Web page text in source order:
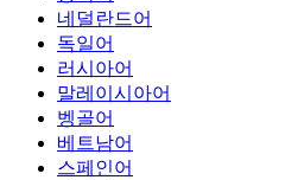
네덜란드어
독일어
러시아어
말레이시아어
벵골어
베트남어
스페인어